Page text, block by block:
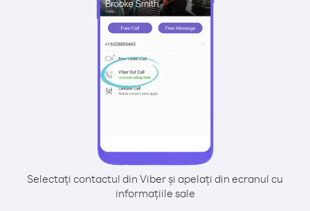
Selectați contactul din Viber și apelați din ecranul cu
informațiile sale